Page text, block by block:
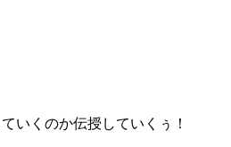
いくのか伝授していくぅ！